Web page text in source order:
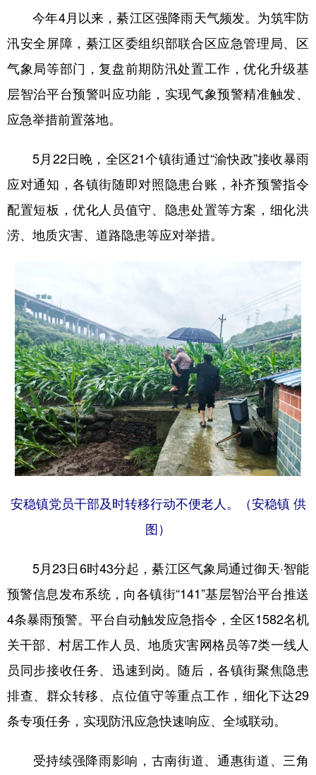
今年4月以来，綦江区强降雨天气频发。为筑牢防
汛安全屏障，綦江区委组织部联合区应急管理局、区
气象局等部门，复盘前期防汛处置工作，优化升级基
层智治平台预警叫应功能，实现气象预警精准触发、
应急举措前置落地。
5月22日晚，全区21个镇街通过“渝快政”接收暴雨
应对通知，各镇街随即对照隐患台账，补齐预警指令
配置短板，优化人员值守、隐患处置等方案，细化洪
涝、地质灾害、道路隐患等应对举措。
安稳镇党员干部及时转移行动不便老人。（安稳镇 供
图）
5月23日6时43分起，綦江区气象局通过御天·智能
预警信息发布系统，向各镇街“141”基层智治平台推送
4条暴雨预警。平台自动触发应急指令，全区1582名机
关干部、村居工作人员、地质灾害网格员等7类一线人
员同步接收任务、迅速到岗。随后，各镇街聚焦隐患
排查、群众转移、点位值守等重点工作，细化下达29
条专项任务，实现防汛应急快速响应、全域联动。
受持续强降雨影响，古南街道、通惠街道、三角